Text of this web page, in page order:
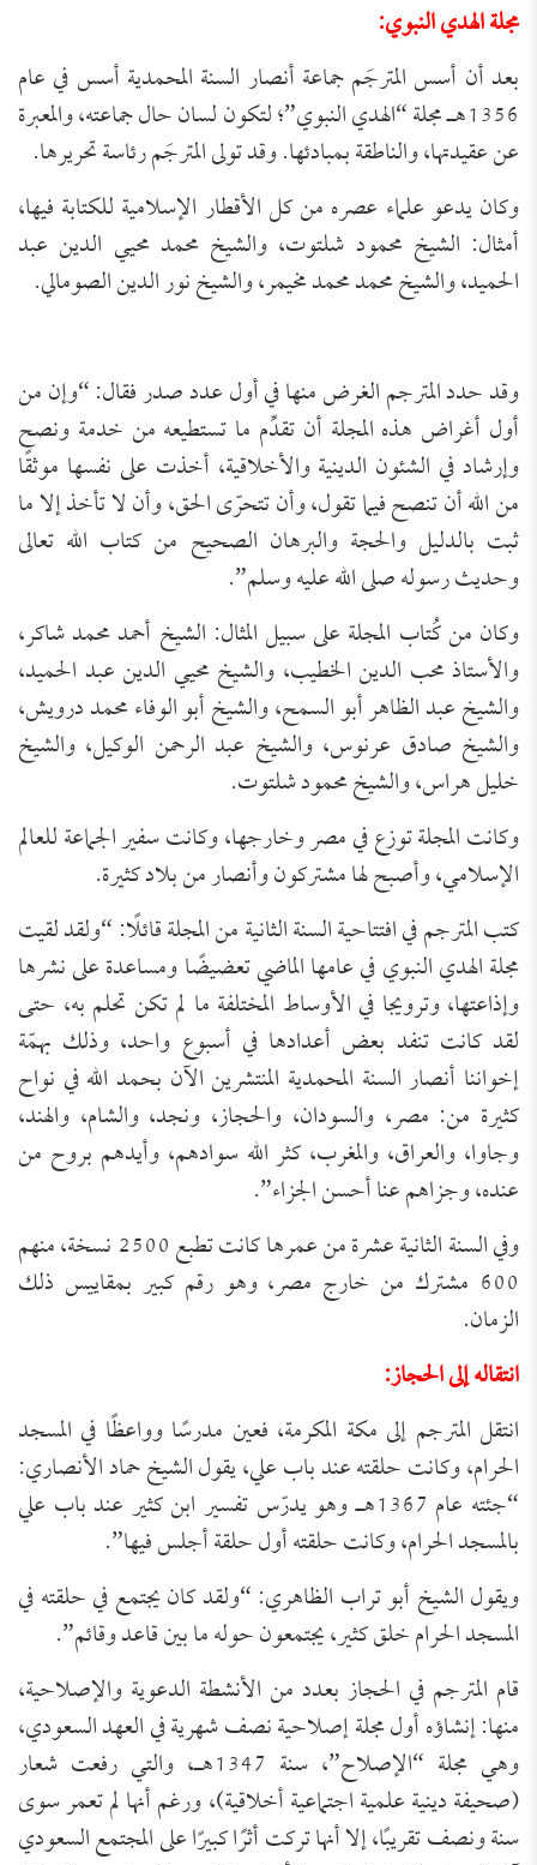
مجلة الهدي النبوي:
بعد أن أسس المترجَم جماعة أنصار السنة المحمدية أسس في عام
1356هـ مجلة “الهدي النبوي”؛ لتكون لسان حال جماعته، والمعبرة
عن عقيدتها، والناطقة بمبادئها. وقد تولى المترجَم رئاسة تحريرها.
وكان يدعو علماء عصره من كل الأقطار الإسلامية للكتابة فيها،
أمثال: الشيخ محمود شلتوت، والشيخ محمد محيي الدين عبد
الحميد، والشيخ محمد محمد مخيمر، والشيخ نور الدين الصومالي.
وقد حدد المترجم الغرض منها في أول عدد صدر فقال: “وإن من
أول أغراض هذه المجلة أن تقدِّم ما تستطيعه من خدمة ونصح
وإرشاد في الشئون الدينية والأخلاقية، أخذت على نفسها موثقًا
من الله أن تنصح فيما تقول، وأن تتحرّى الحق، وأن لا تأخذ إلا ما
ثبت بالدليل والحجة والبرهان الصحيح من كتاب الله تعالى
وحديث رسوله صلى الله عليه وسلم”.
وكان من كُتاب المجلة على سبيل المثال: الشيخ أحمد محمد شاكر،
والأستاذ محب الدين الخطيب، والشيخ محيي الدين عبد الحميد،
والشيخ عبد الظاهر أبو السمح، والشيخ أبو الوفاء محمد درويش،
والشيخ صادق عرنوس، والشيخ عبد الرحمن الوكيل، والشيخ
خليل هراس، والشيخ محمود شلتوت.
وكانت المجلة توزع في مصر وخارجها، وكانت سفير الجماعة للعالم
الإسلامي، وأصبح لها مشتركون وأنصار من بلاد كثيرة.
كتب المترجم في افتتاحية السنة الثانية من المجلة قائلًا: “ولقد لقيت
مجلة الهدي النبوي في عامها الماضي تعضيضًا ومساعدة على نشرها
وإذاعتها، وترويجا في الأوساط المختلفة ما لم تكن تحلم به، حتى
لقد كانت تنفد بعض أعدادها في أسبوع واحد، وذلك بهمّة
إخواننا أنصار السنة المحمدية المنتشرين الآن بحمد الله في نواح
كثيرة من: مصر، والسودان، والحجاز، ونجد، والشام، والهند،
وجاوا، والعراق، والمغرب، كثر الله سوادهم، وأيدهم بروح من
عنده، وجزاهم عنا أحسن الجزاء”.
وفي السنة الثانية عشرة من عمرها كانت تطبع 2500 نسخة، منهم
600 مشترك من خارج مصر، وهو رقم كبير بمقاييس ذلك
الزمان.
انتقاله إلى الحجاز:
انتقل المترجم إلى مكة المكرمة، فعين مدرسًا وواعظًا في المسجد
الحرام، وكانت حلقته عند باب علي، يقول الشيخ حماد الأنصاري:
“جئته عام 1367هـ وهو يدرّس تفسير ابن كثير عند باب علي
بالمسجد الحرام، وكانت حلقته أول حلقة أجلس فيها”.
ويقول الشيخ أبو تراب الظاهري: “ولقد كان يجتمع في حلقته في
المسجد الحرام خلق كثير، يجتمعون حوله ما بين قاعد وقائم”.
قام المترجم في الحجاز بعدد من الأنشطة الدعوية والإصلاحية،
منها: إنشاؤه أول مجلة إصلاحية نصف شهرية في العهد السعودي،
وهي مجلة “الإصلاح”، سنة 1347هـ، والتي رفعت شعار
(صحيفة دينية علمية اجتماعية أخلاقية)، ورغم أنها لم تعمر سوى
سنة ونصف تقريبًا، إلا أنها تركت أثرًا كبيرًا على المجتمع السعودي